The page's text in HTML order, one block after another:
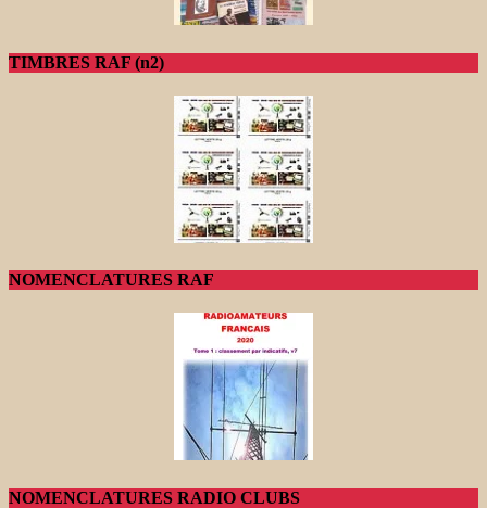
TIMBRES RAF (n2)
NOMENCLATURES RAF
NOMENCLATURES RADIO CLUBS